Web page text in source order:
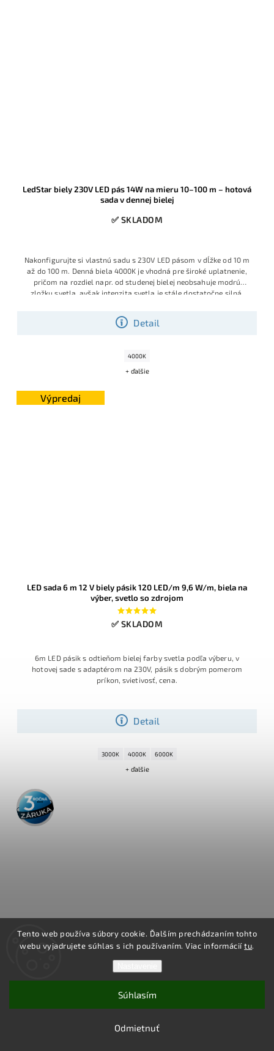
Tento web používa súbory cookie. Ďalším prechádzaním tohto
webu vyjadrujete súhlas s ich používaním. Viac informáciítu.
Odmietnuť
Súhlasím
LedStar biely 230V LED pás 14W na mieru 10–100 m – hotová
sada v dennej bielej
✅ SKLADOM
Detail
Nakonfigurujte si vlastnú sadu s 230V LED pásom v dĺžke od 10 m
až do 100 m. Denná biela 4000K je vhodná pre široké uplatnenie,
pričom na rozdiel napr. od studenej bielej neobsahuje modrú
zložku svetla, avšak intenzita svetla je stále dostatočne silná.
4000K
+ ďalšie
Výpredaj
LED sada 6 m 12 V biely pásik 120 LED/m 9,6 W/m, biela na
výber, svetlo so zdrojom
✅ SKLADOM
Detail
6m LED pásik s odtieňom bielej farby svetla podľa výberu, v
hotovej sade s adaptérom na 230V, pásik s dobrým pomerom
príkon, svietivosť, cena.
3000K 4000K 6000K
+ ďalšie
3 roky
záruka
230V montážny zdroj IP20